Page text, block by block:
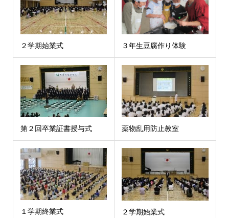
２学期始業式 ３年生豆腐作り体験
第２回卒業証書授与式 薬物乱用防止教室
１学期終業式 ２学期始業式